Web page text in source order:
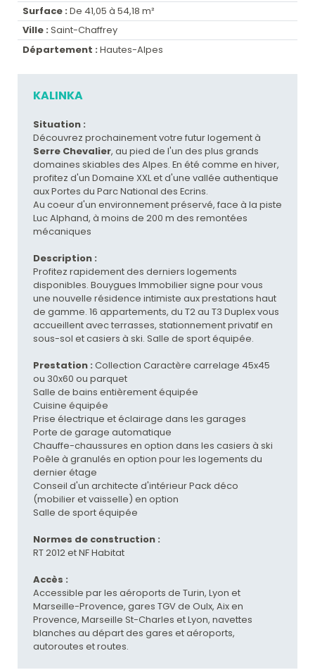
Surface : De 41,05 à 54,18 m²
Ville : Saint-Chaffrey
Département : Hautes-Alpes
KALINKA
Situation :
Découvrez prochainement votre futur logement à
Serre Chevalier, au pied de l'un des plus grands
domaines skiables des Alpes. En été comme en hiver,
profitez d'un Domaine XXL et d'une vallée authentique
aux Portes du Parc National des Ecrins.
Au coeur d'un environnement préservé, face à la piste
Luc Alphand, à moins de 200 m des remontées
mécaniques
Description :
Profitez rapidement des derniers logements
disponibles. Bouygues Immobilier signe pour vous
une nouvelle résidence intimiste aux prestations haut
de gamme. 16 appartements, du T2 au T3 Duplex vous
accueillent avec terrasses, stationnement privatif en
sous-sol et casiers à ski. Salle de sport équipée.
Prestation : Collection Caractère carrelage 45x45
ou 30x60 ou parquet
Salle de bains entièrement équipée
Cuisine équipée
Prise électrique et éclairage dans les garages
Porte de garage automatique
Chauffe-chaussures en option dans les casiers à ski
Poêle à granulés en option pour les logements du
dernier étage
Conseil d'un architecte d'intérieur Pack déco
(mobilier et vaisselle) en option
Salle de sport équipée
Normes de construction :
RT 2012 et NF Habitat
Accès :
Accessible par les aéroports de Turin, Lyon et
Marseille-Provence, gares TGV de Oulx, Aix en
Provence, Marseille St-Charles et Lyon, navettes
blanches au départ des gares et aéroports,
autoroutes et routes.